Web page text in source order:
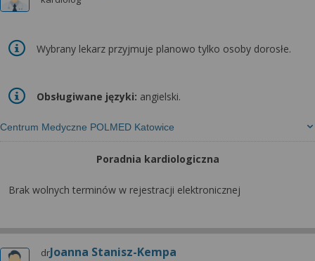
Centrum Medyczne POLMED Katowice
Wybrany lekarz przyjmuje planowo tylko osoby dorosłe.
Obsługiwane języki: angielski.
Poradnia kardiologiczna
Brak wolnych terminów w rejestracji elektronicznej
drJoanna Stanisz-Kempa